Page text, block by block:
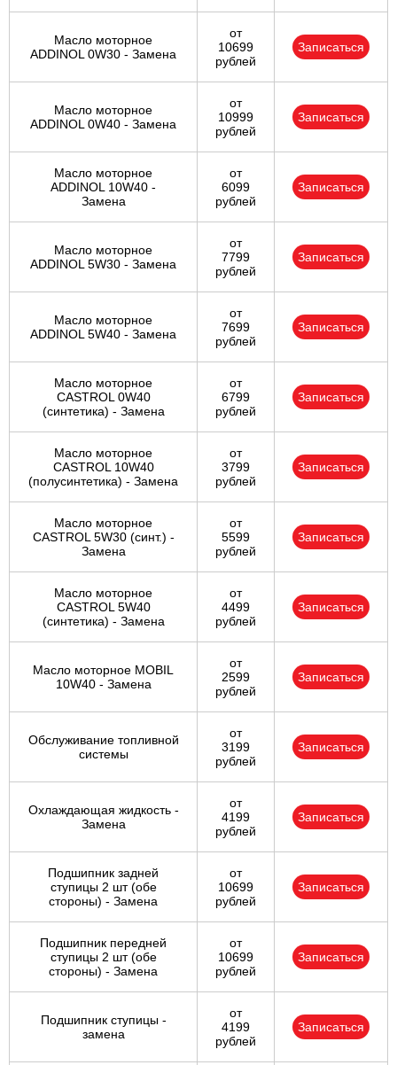
Масло моторное
ADDINOL 0W30 - Замена
от
10699
рублей
Записаться
Масло моторное
ADDINOL 0W40 - Замена
от
10999
рублей
Записаться
Масло моторное
ADDINOL 10W40 -
Замена
от
6099
рублей
Записаться
Масло моторное
ADDINOL 5W30 - Замена
от
7799
рублей
Записаться
Масло моторное
ADDINOL 5W40 - Замена
от
7699
рублей
Записаться
Масло моторное
CASTROL 0W40
(синтетика) - Замена
от
6799
рублей
Записаться
Масло моторное
CASTROL 10W40
(полусинтетика) - Замена
от
3799
рублей
Записаться
Масло моторное
CASTROL 5W30 (синт.) -
Замена
от
5599
рублей
Записаться
Масло моторное
CASTROL 5W40
(синтетика) - Замена
от
4499
рублей
Записаться
Масло моторное MOBIL
10W40 - Замена
от
2599
рублей
Записаться
Обслуживание топливной
системы
от
3199
рублей
Записаться
Охлаждающая жидкость -
Замена
от
4199
рублей
Записаться
Подшипник задней
ступицы 2 шт (обе
стороны) - Замена
от
10699
рублей
Записаться
Подшипник передней
ступицы 2 шт (обе
стороны) - Замена
от
10699
рублей
Записаться
Подшипник ступицы -
замена
от
4199
рублей
Записаться